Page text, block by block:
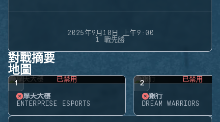
2025年9月10日 上午9:00
1 戰先勝
對戰摘要
地圖
1 已禁用
摩天大樓
ENTERPRISE ESPORTS
2 已禁用
銀行
DREAM WARRIORS